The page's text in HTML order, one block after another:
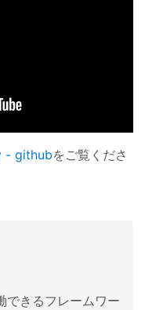
- githubをご覧くださ
できるフレームワー